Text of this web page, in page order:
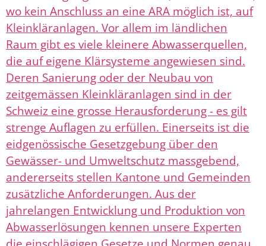
wo kein Anschluss an eine ARA möglich ist, auf
Kleinkläranlagen. Vor allem im ländlichen
Raum gibt es viele kleinere Abwasserquellen,
die auf eigene Klärsysteme angewiesen sind.
Deren Sanierung oder der Neubau von
zeitgemässen Kleinkläranlagen sind in der
Schweiz eine grosse Herausforderung - es gilt
strenge Auflagen zu erfüllen. Einerseits ist die
eidgenössische Gesetzgebung über den
Gewässer- und Umweltschutz massgebend,
andererseits stellen Kantone und Gemeinden
zusätzliche Anforderungen. Aus der
jahrelangen Entwicklung und Produktion von
Abwasserlösungen kennen unsere Experten